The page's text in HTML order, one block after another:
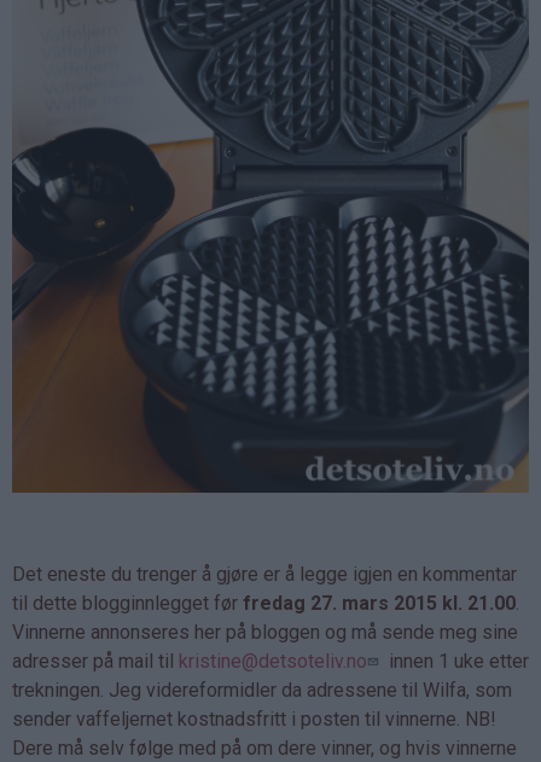
Det eneste du trenger å gjøre er å legge igjen en kommentar
til dette blogginnlegget før fredag 27. mars 2015 kl. 21.00.
Vinnerne annonseres her på bloggen og må sende meg sine
adresser på mail til kristine@detsoteliv.no
innen 1 uke etter
trekningen. Jeg videreformidler da adressene til Wilfa, som
sender vaffeljernet kostnadsfritt i posten til vinnerne. NB!
Dere må selv følge med på om dere vinner, og hvis vinnerne